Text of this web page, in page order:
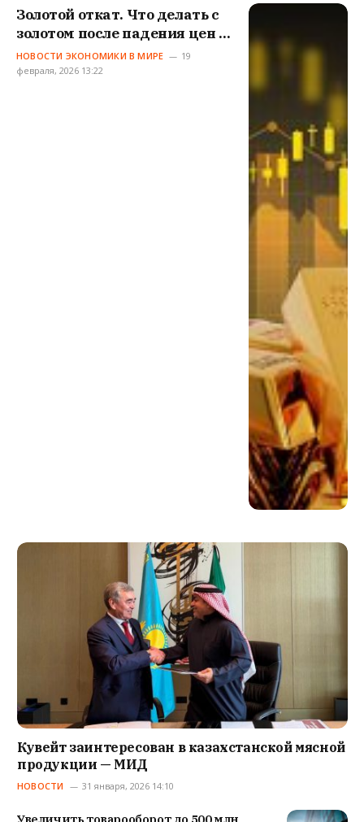
Золотой откат. Что делать с
золотом после падения цен в
феврале?
НОВОСТИ ЭКОНОМИКИ В МИРЕ
19
февраля, 2026 13:22
Кувейт заинтересован в казахстанской мясной
продукции — МИД
НОВОСТИ 31 января, 2026 14:10
Увеличить товарооборот до 500 млн